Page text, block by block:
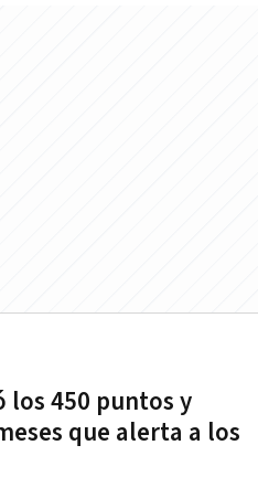
los 450 puntos y
que alerta a los